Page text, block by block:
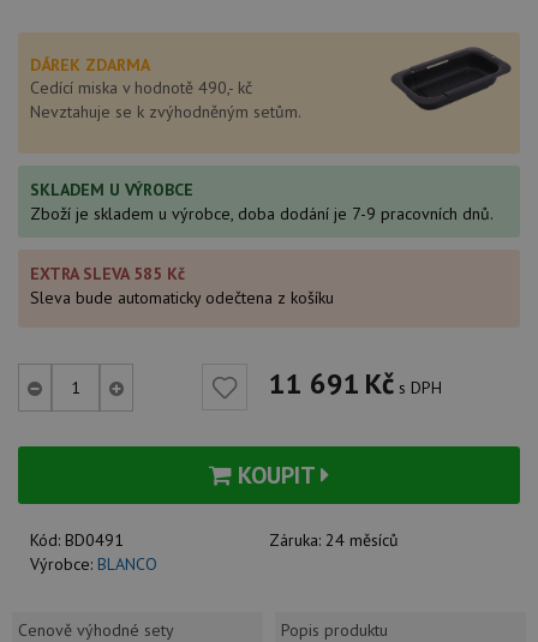
DÁREK ZDARMA
Cedící miska v hodnotě 490,- kč
Nevztahuje se k zvýhodněným setům.
SKLADEM U VÝROBCE
Zboží je skladem u výrobce, doba dodání je 7-9 pracovních dnů.
EXTRA SLEVA 585 Kč
Sleva bude automaticky odečtena z košíku
11 691 Kč s DPH
KOUPIT
Kód: BD0491 Záruka: 24 měsíců
Výrobce: BLANCO
Cenově výhodné sety
Popis produktu